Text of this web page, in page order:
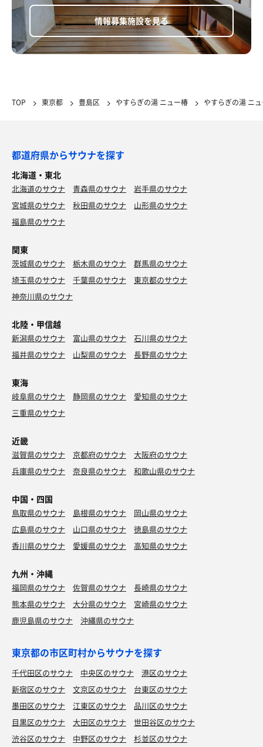
情報募集施設を見る
TOP 東京都 豊島区 やすらぎの湯 ニュー椿 やすらぎの湯 ニ
都道府県からサウナを探す
北海道・東北
北海道のサウナ 青森県のサウナ
岩手県のサウナ
宮城県のサウナ
秋田県のサウナ
山形県のサウナ
福島県のサウナ
関東
茨城県のサウナ 栃木県のサウナ
群馬県のサウナ
埼玉県のサウナ
千葉県のサウナ
東京都のサウナ
神奈川県のサウナ
北陸・甲信越
新潟県のサウナ 富山県のサウナ
石川県のサウナ
福井県のサウナ
山梨県のサウナ 長野県のサウナ
東海
岐阜県のサウナ 静岡県のサウナ
愛知県のサウナ
三重県のサウナ
近畿
滋賀県のサウナ 京都府のサウナ
大阪府のサウナ
兵庫県のサウナ
奈良県のサウナ 和歌山県のサウナ
中国・四国
鳥取県のサウナ 島根県のサウナ
岡山県のサウナ
広島県のサウナ
山口県のサウナ
徳島県のサウナ
香川県のサウナ
愛媛県のサウナ 高知県のサウナ
九州・沖縄
福岡県のサウナ 佐賀県のサウナ
長崎県のサウナ
熊本県のサウナ
大分県のサウナ
宮崎県のサウナ
鹿児島県のサウナ
沖縄県のサウナ
東京都の市区町村からサウナを探す
千代田区のサウナ 中央区のサウナ
港区のサウナ
新宿区のサウナ
文京区のサウナ
台東区のサウナ
墨田区のサウナ
江東区のサウナ
品川区のサウナ
目黒区のサウナ
大田区のサウナ
世田谷区のサウナ
渋谷区のサウナ
中野区のサウナ
杉並区のサウナ